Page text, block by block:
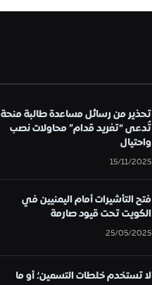
تحذير من رسائل مساعدة طالبة منحة
تُدعى “تغريد قدام” محاولات نصب
واحتيال
15/11/2025
فتح التأشيرات أمام اليمنيين في
الكويت تحت قيود صارمة
25/05/2025
لا تستخدم خلطات التسمين؛ أو ما